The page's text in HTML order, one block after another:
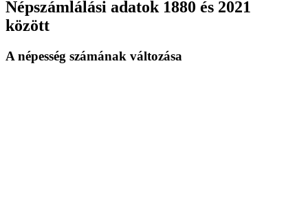
Népszámlálási adatok 1880 és 2021
között
A népesség számának változása